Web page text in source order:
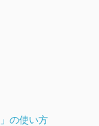
の使い方